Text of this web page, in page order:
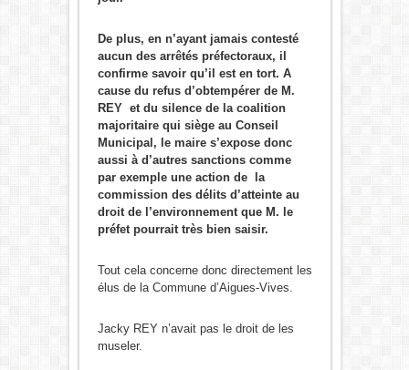
De plus, en n’ayant jamais contesté
aucun des arrêtés préfectoraux, il
confirme savoir qu’il est en tort. A
cause du refus d’obtempérer de M.
REY et du silence de la coalition
majoritaire qui siège au Conseil
Municipal, le maire s’expose donc
aussi à d’autres sanctions comme
par exemple une action de la
commission des délits d’atteinte au
droit de l’environnement que M. le
préfet pourrait très bien saisir.
Tout cela concerne donc directement les
élus de la Commune d’Aigues-Vives.
Jacky REY n’avait pas le droit de les
museler.